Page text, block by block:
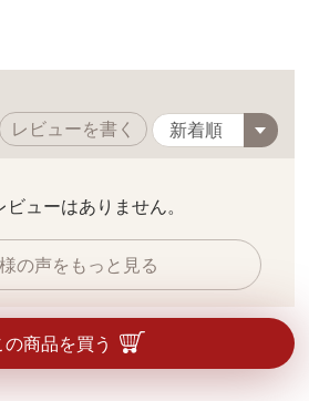
レビューを書く
ューはありません。
の声をもっと見る
の商品を買う